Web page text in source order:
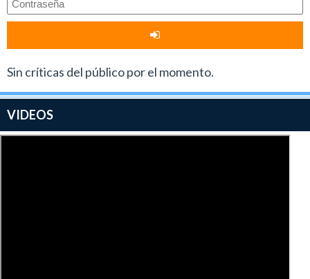
Sin críticas del público por el momento.
VIDEOS